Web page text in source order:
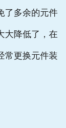
了多余的元件
大降低了，在
常更换元件装